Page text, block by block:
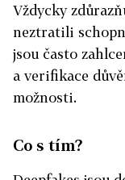
Vždycky
neztratili
jsou často
a verifikace
možnosti.
Co s tím?